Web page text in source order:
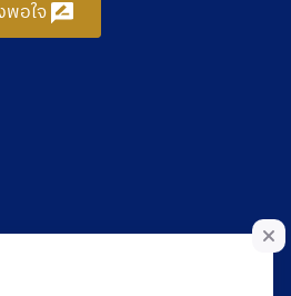
พอใจ